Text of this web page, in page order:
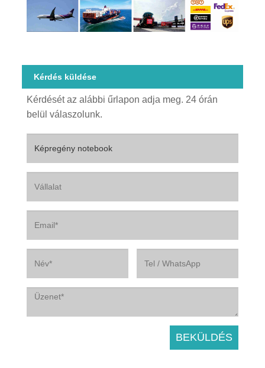
Kérdés küldése
Kérdését az alábbi űrlapon adja meg. 24 órán
belül válaszolunk.